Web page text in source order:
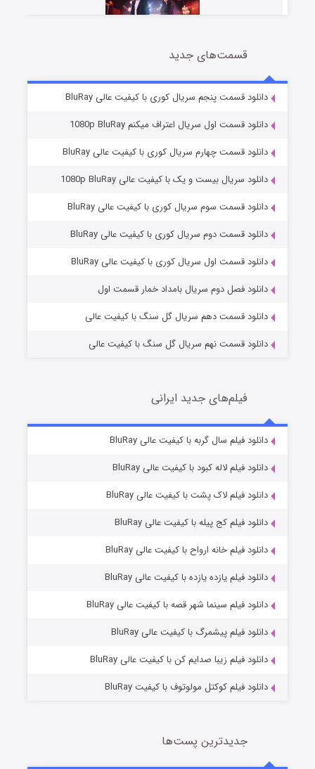
سریال زشت
قسمت2 (زیرنویس) منتشر شد
مردگان متحرک: شهر مرده ۳
قسمت2 (زیرنویس) منتشر شد
قسمت7 (زیرنویس) منتشر شد
قسمت‌های جدید
دانلود قسمت پنجم سریال کوری با کیفیت عالی BluRay
دانلود قسمت اول سریال اعتراف میکنم 1080p BluRay
دانلود قسمت چهارم سریال کوری با کیفیت عالی BluRay
دانلود سریال بیست و یک با کیفیت عالی 1080p BluRay
دانلود قسمت سوم سریال کوری با کیفیت عالی BluRay
دانلود قسمت دوم سریال کوری با کیفیت عالی BluRay
دانلود قسمت اول سریال کوری با کیفیت عالی BluRay
دانلود فصل دوم سریال بامداد خمار قسمت اول
دانلود قسمت دهم سریال گل سنگ با کیفیت عالی
دانلود قسمت نهم سریال گل سنگ با کیفیت عالی
فیلم‌های جدید ایرانی
دانلود فیلم سال گربه با کیفیت عالی BluRay
دانلود فیلم لاله کبود با کیفیت عالی BluRay
دانلود فیلم لاک پشت با کیفیت عالی BluRay
دانلود فیلم کج‌ پیله با کیفیت عالی BluRay
دانلود فیلم خانه ارواح با کیفیت عالی BluRay
دانلود فیلم یازده یازده با کیفیت عالی BluRay
دانلود فیلم سینما شهر قصه با کیفیت عالی BluRay
دانلود فیلم پیشمرگ با کیفیت عالی BluRay
دانلود فیلم زیبا صدایم کن با کیفیت عالی BluRay
دانلود فیلم کوکتل مولوتوف با کیفیت BluRay
جدیدترین پست‌ها